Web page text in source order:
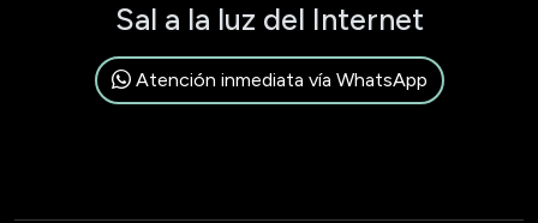
Sal a la luz del Internet
Atención inmediata vía WhatsApp